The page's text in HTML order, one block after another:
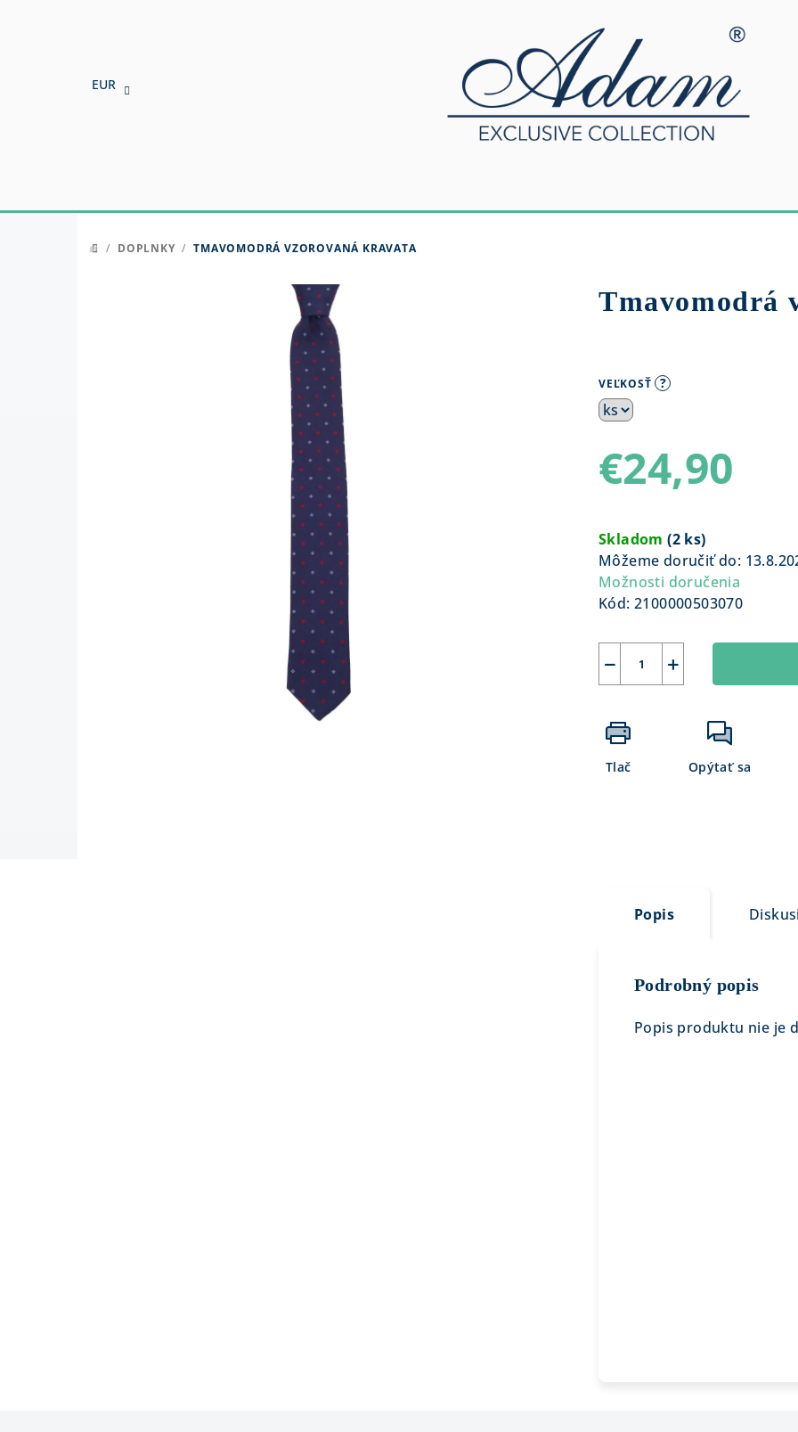
EUR
DOMOV
/ DOPLNKY / TMAVOMODRÁ VZOROVANÁ KRAVATA
Tmavomodrá
VEĽKOSŤ ?
€24,90
cena:
Skladom(2 ks)
Môžeme doručiť do:
Možnosti doručenia
Kód: 2100000503070
+
−
Tlač Opýtať sa
Popis
Podrobný popis
Popis produktu nie je